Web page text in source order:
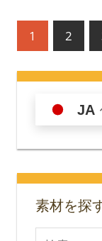
投
の
ー
ジ
送
り
1 2
JA
素材を探